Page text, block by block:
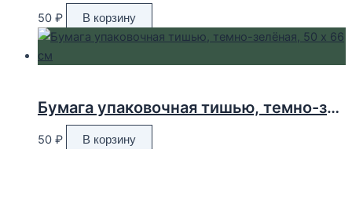
50 ₽ В корзину
Бумага упаковочная тишью, темно-зелёная, 50 х 66 см
50 ₽ В корзину